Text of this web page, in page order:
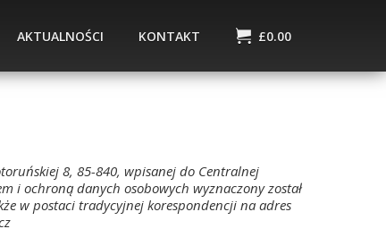
AKTUALNOŚCI KONTAKT £0.00
8, 85-840, wpisanej do Centralnej
i ochroną danych osobowych wyznaczony został
w postaci tradycyjnej korespondencji na adres